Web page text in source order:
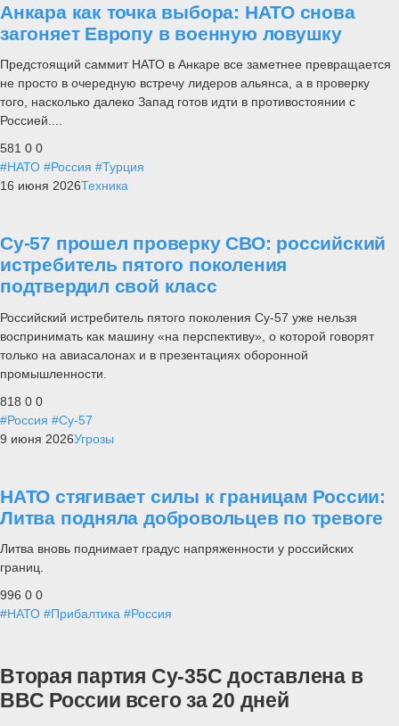
Анкара как точка выбора: НАТО снова
загоняет Европу в военную ловушку
Предстоящий саммит НАТО в Анкаре все заметнее превращается
не просто в очередную встречу лидеров альянса, а в проверку
того, насколько далеко Запад готов идти в противостоянии с
Россией....
581 0 0
#НАТО #Россия #Турция
16 июня 2026Техника
Су-57 прошел проверку СВО: российский
истребитель пятого поколения
подтвердил свой класс
Российский истребитель пятого поколения Су-57 уже нельзя
воспринимать как машину «на перспективу», о которой говорят
только на авиасалонах и в презентациях оборонной
промышленности.
818 0 0
#Россия #Су-57
9 июня 2026Угрозы
НАТО стягивает силы к границам России:
Литва подняла добровольцев по тревоге
Литва вновь поднимает градус напряженности у российских
границ.
996 0 0
#НАТО #Прибалтика #Россия
Вторая партия Су-35С доставлена в
ВВС России всего за 20 дней